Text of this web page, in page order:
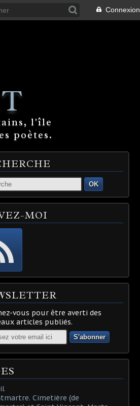
Connexion
l'île
poètes.
OK
MOI
vous pour être averti des
articles publiés.
Cimetière (de